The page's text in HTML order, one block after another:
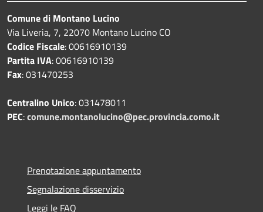
Comune di Montano Lucino
Via Liveria, 7, 22070 Montano Lucino CO
Codice Fiscale: 00616910139
Partita IVA: 00616910139
Fax: 031470253
Centralino Unico: 031478011
PEC:comune.montanolucino@pec.provincia.como.it
Prenotazione appuntamento
Segnalazione disservizio
Leggi le FAQ